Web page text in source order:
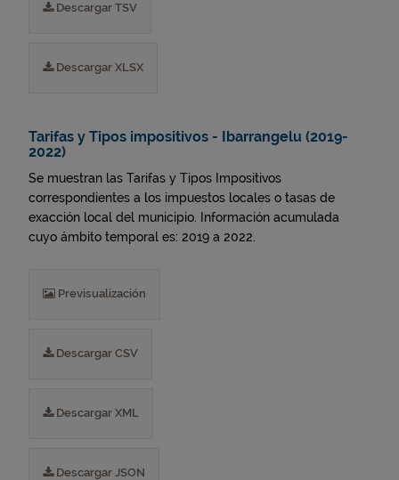
Descargar TSV
Descargar XLSX
Tarifas y Tipos impositivos - Ibarrangelu (2019-
2022)
Se muestran las Tarifas y Tipos Impositivos
correspondientes a los impuestos locales o tasas de
exacción local del municipio. Información acumulada
cuyo ámbito temporal es: 2019 a 2022.
Previsualización
Descargar CSV
Descargar XML
Descargar JSON